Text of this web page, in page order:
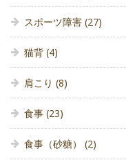
スポーツ障害 (27)
猫背 (4)
肩こり (8)
食事 (23)
食事（砂糖） (2)